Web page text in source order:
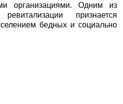
организациями. Одним из
признается
бедных и социально